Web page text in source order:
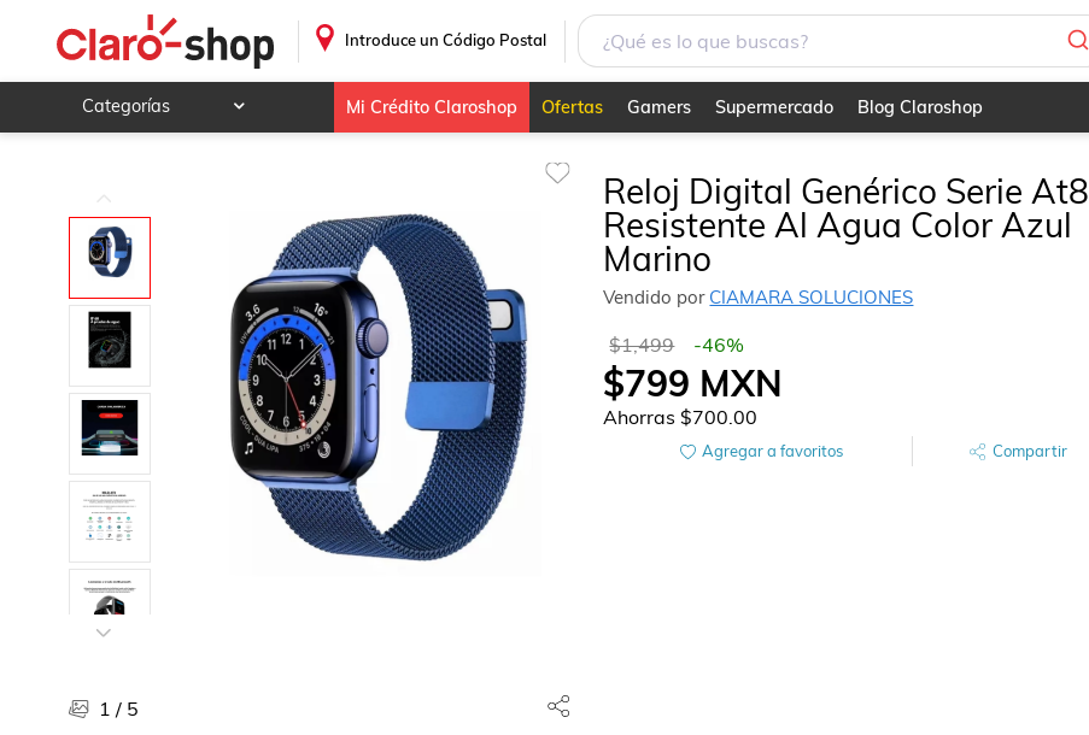
Introduce un Código Postal
Categorías
Videojuegos
Hogar y jardín
Deportes y ocio
Animales y mascotas
Ferretería y autos
Ropa, calzado y accesorios
Mamá y bebé
Salud, belleza y cuidado personal
Joyería y relojes
Juegos y juguetes
Películas, series de tv y música
Otras categorías
Farmacia
Mi Crédito Claroshop Ofertas Gamers Supermercado Blog Claroshop
1 / 5
Reloj Digital Genérico Serie At8
Resistente Al Agua Color Azul
Marino
Vendido por CIAMARA SOLUCIONES
$1,499 -46%
$799 MXN
Ahorras$700.00
Agregar a favoritos Compartir